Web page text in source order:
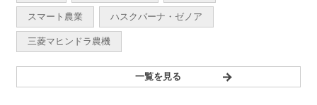
スマート農業 ハスクバーナ・ゼノア
三菱マヒンドラ農機
一覧を見る